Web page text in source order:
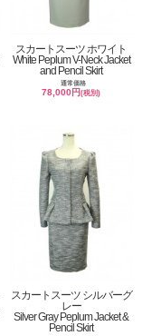
スカートスーツ ホワイト
White Peplum V-Neck Jacket
and Pencil Skirt
通常価格
78,000円(税別)
スカートスーツ シルバーグ
レー
Silver Gray Peplum Jacket &
Pencil Skirt